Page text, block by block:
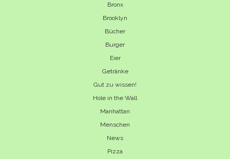
Bronx
Brooklyn
Bücher
Burger
Eier
Getränke
Gut zu wissen!
Hole in the Wall
Manhattan
Menschen
News
Pizza